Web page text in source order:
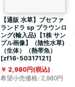
【通販 水草】ブセファ
ランドラ sp ブラウンロ
ング(輸入品)【1株 サン
プル画像】（陰性水草)
（生体）（熱帯魚）
[zf16-50317121]
2,980円(税込)
希望小売価格: 2,980円